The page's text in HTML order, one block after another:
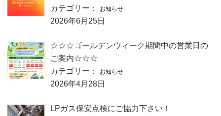
カテゴリー：
お知らせ
2026年6月25日
☆☆☆ゴールデンウィーク期間中の営業日の
ご案内☆☆☆
カテゴリー：
お知らせ
2026年4月28日
LPガス保安点検にご協力下さい！